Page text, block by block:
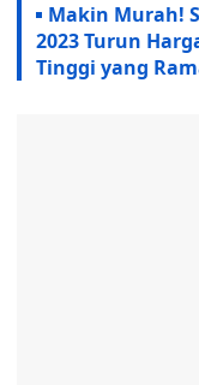
Makin Murah!
2023 Turun
Tinggi yang